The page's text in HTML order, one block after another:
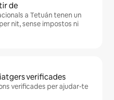
de
a Tetuán tenen un
nit, sense impostos ni
verificades
verificades per ajudar-te